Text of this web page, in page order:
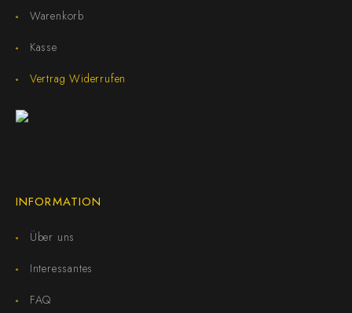
Warenkorb
Kasse
Vertrag Widerrufen
INFORMATION
Über uns
Interessantes
FAQ